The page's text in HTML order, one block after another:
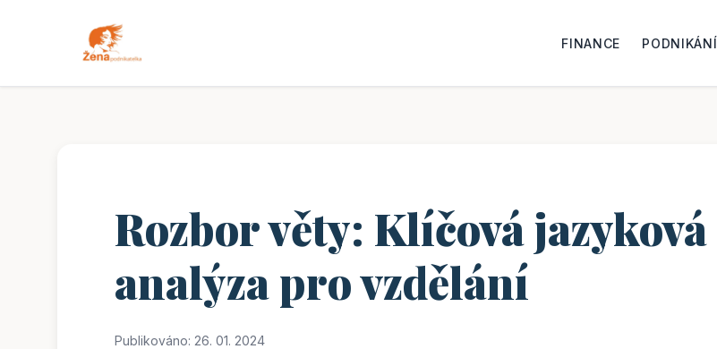
FINANCE PODNIKÁNÍ
Rozbor věty: Klíčová jazyková
analýza pro vzdělání
Publikováno: 26. 01. 2024